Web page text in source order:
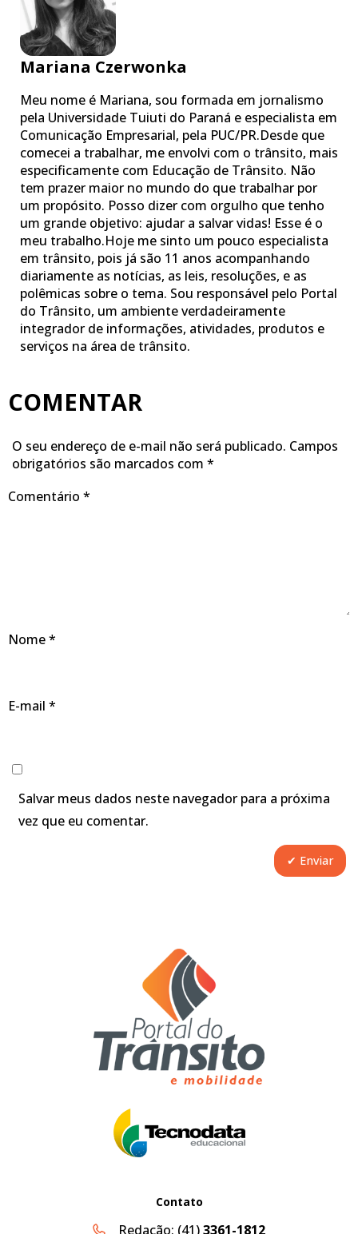
Mariana Czerwonka
Meu nome é Mariana, sou formada em jornalismo
pela Universidade Tuiuti do Paraná e especialista em
Comunicação Empresarial, pela PUC/PR.Desde que
comecei a trabalhar, me envolvi com o trânsito, mais
especificamente com Educação de Trânsito. Não
tem prazer maior no mundo do que trabalhar por
um propósito. Posso dizer com orgulho que tenho
um grande objetivo: ajudar a salvar vidas! Esse é o
meu trabalho.Hoje me sinto um pouco especialista
em trânsito, pois já são 11 anos acompanhando
diariamente as notícias, as leis, resoluções, e as
polêmicas sobre o tema. Sou responsável pelo Portal
do Trânsito, um ambiente verdadeiramente
integrador de informações, atividades, produtos e
serviços na área de trânsito.
COMENTAR
O seu endereço de e-mail não será publicado. Campos
obrigatórios são marcados com *
Comentário *
Nome*
E-mail *
Salvar meus dados neste navegador para a próxima
vez que eu comentar.
Contato
Redação: (41)3361-1812